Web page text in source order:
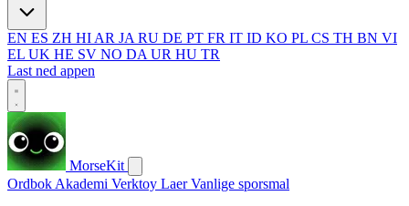
EN ES ZH HI AR JA RU DE PT FR IT ID KO PL CS TH BN VI
EL UK HE SV NO DA UR HU TR
Last ned appen
MorseKit
Ordbok Akademi Verktoy LaerVanlige sporsmal